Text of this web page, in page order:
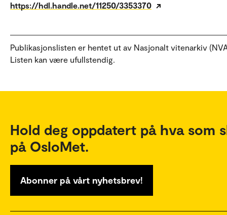
https://hdl.handle.net/11250/3353370
Publikasjonslisten er hentet ut av Nasjonalt vitenarkiv
Listen kan være ufullstendig.
Hold deg oppdatert på hva som
på OsloMet.
Abonner på vårt nyhetsbrev!